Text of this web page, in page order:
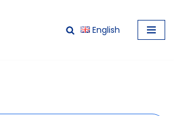
English